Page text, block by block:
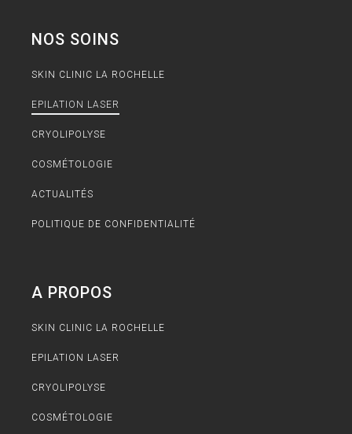
NOS SOINS
SKIN CLINIC LA ROCHELLE
EPILATION LASER
CRYOLIPOLYSE
COSMÉTOLOGIE
ACTUALITÉS
POLITIQUE DE CONFIDENTIALITÉ
A PROPOS
SKIN CLINIC LA ROCHELLE
EPILATION LASER
CRYOLIPOLYSE
COSMÉTOLOGIE